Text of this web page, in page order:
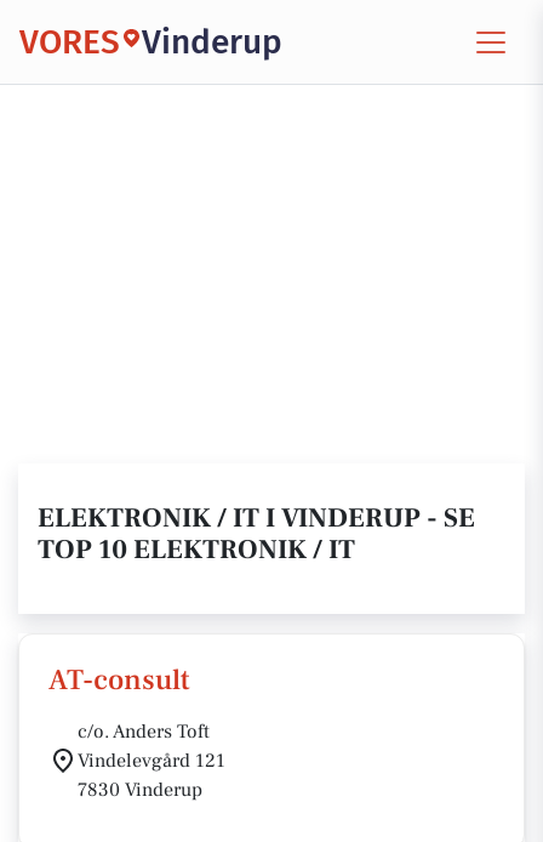
VORES Vinderup
ELEKTRONIK / IT I VINDERUP - SE
TOP 10 ELEKTRONIK / IT
AT-consult
c/o. Anders Toft
Vindelevgård 121
7830 Vinderup